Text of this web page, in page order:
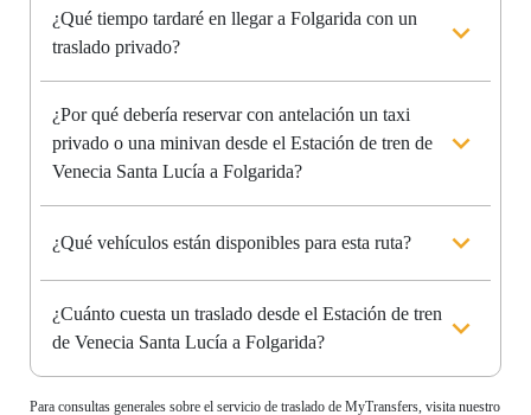
¿Qué tiempo tardaré en llegar a Folgarida con un
traslado privado?
¿Por qué debería reservar con antelación un taxi
privado o una minivan desde el Estación de tren de
Venecia Santa Lucía a Folgarida?
¿Qué vehículos están disponibles para esta ruta?
¿Cuánto cuesta un traslado desde el Estación de tren
de Venecia Santa Lucía a Folgarida?
Para consultas generales sobre el servicio de traslado de MyTransfers, visita nuestro